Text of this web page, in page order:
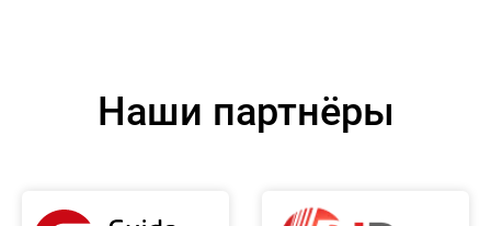
Наши партнёры